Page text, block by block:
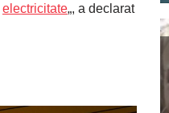
electricitate„, a declarat